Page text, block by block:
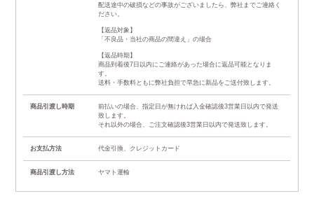
配送途中の破損などの事故がございましたら、弊社までご連絡く
ださい。
【返品対象】
「不良品・当社の商品の間違え」の場合
【返品時期】
商品到着後7日以内にご連絡があった場合に返品可能となりま
す。
送料・手数料ともに弊社負担で早急に新品をご送付致します。
商品引渡し時期
前払いの場合、指定日が無ければ入金確認後3営業日以内で発送
致します。
それ以外の場合、ご注文確認後3営業日以内で発送致します。
お支払方法 代金引換、クレジットカード
商品引渡し方法 ヤマト運輸